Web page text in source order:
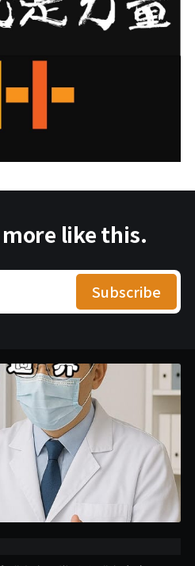
like this.
Subscribe